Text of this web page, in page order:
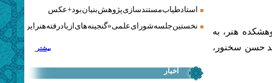
استاد طیاب مستندسازی پژوهش‌بنیان بود + عکس
نخستین جلسه شورای علمی «گنجینه‌های ازیادرفته هنر ایران»
بیشتر
اخبار
۲۱ آذر ۱۳۹۶، از ساعت ۱۵ تا ۱۷ در پژوهشكده هنر، به
حسن سخنور،